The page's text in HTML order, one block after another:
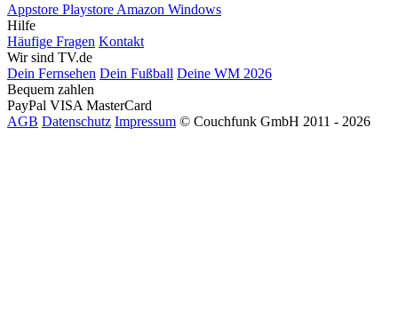
Appstore Playstore Amazon Windows
Hilfe
Häufige Fragen Kontakt
Wir sind TV.de
Dein Fernsehen Dein Fußball Deine WM 2026
Bequem zahlen
PayPal VISA MasterCard
AGB Datenschutz Impressum © Couchfunk GmbH 2011 - 2026